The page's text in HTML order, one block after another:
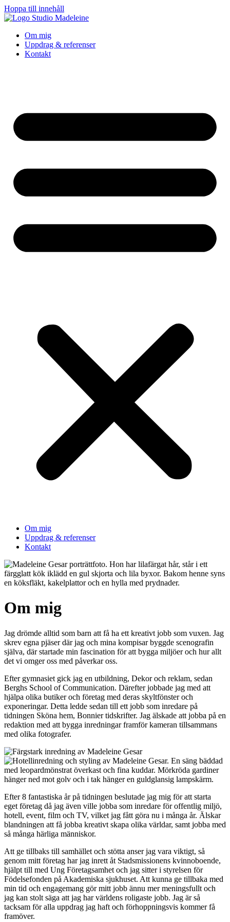
Hoppa till innehåll
Om mig
Uppdrag & referenser
Kontakt
Om mig
Uppdrag & referenser
Kontakt
Om mig
Jag drömde alltid som barn att få ha ett kreativt jobb som vuxen. Jag
skrev egna pjäser där jag och mina kompisar byggde scenografin
själva, där startade min fascination för att bygga miljöer och hur allt
det vi omger oss med påverkar oss.
Efter gymnasiet gick jag en utbildning, Dekor och reklam, sedan
Berghs School of Communication. Därefter jobbade jag med att
hjälpa olika butiker och företag med deras skyltfönster och
exponeringar. Detta ledde sedan till ett jobb som inredare på
tidningen Sköna hem, Bonnier tidskrifter. Jag älskade att jobba på en
redaktion med att bygga inredningar framför kameran tillsammans
med olika fotografer.
Efter 8 fantastiska år på tidningen beslutade jag mig för att starta
eget företag då jag även ville jobba som inredare för offentlig miljö,
hotell, event, film och TV, vilket jag fått göra nu i många år. Älskar
blandningen att få jobba kreativt skapa olika världar, samt jobba med
så många härliga människor.
Att ge tillbaks till samhället och stötta anser jag vara viktigt, så
genom mitt företag har jag inrett åt Stadsmissionens kvinnoboende,
hjälpt till med Ung Företagsamhet och jag sitter i styrelsen för
Födelsefonden på Akademiska sjukhuset. Att kunna ge tillbaka med
min tid och engagemang gör mitt jobb ännu mer meningsfullt och
jag kan stolt säga att jag har världens roligaste jobb. Jag är så
tacksam för alla uppdrag jag haft och förhoppningsvis kommer få
framöver.